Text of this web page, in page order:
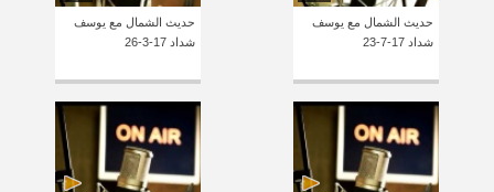
حديث الشمال مع يوسف
شداد 17-7-23
حديث الشمال مع يوسف
شداد 17-3-26